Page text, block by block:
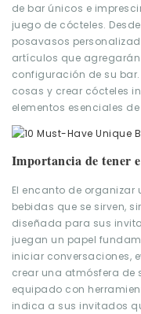
de bar únicos e
juego de cócteles.
posavasos
artículos que
configuración de su
cosas y crear cócteles
elementos esenciales
Importancia de tener
El encanto de organizar
bebidas que se sirven,
diseñada para sus
juegan un papel
iniciar conversaciones,
crear una atmósfera de
equipado con
indica a sus invitados